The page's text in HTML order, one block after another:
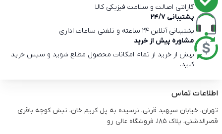
گارانتی اصالت و سلامت فیزیکی کالا
پشتیبانی 24/7
پشتیبانی آنلاین 24 ساعته و تلفنی ساعات اداری
مشاوره پیش از خرید
پیش از خرید از تمام امکانات محصول مطلع شوید و سپس خرید
کنید.
اطلاعات تماس
تهران، خیابان سپهبد قرنی، نرسیده به پل کریم خان، نبش کوچه باقری
قصرالدشتی،‌ پلاک 185، فروشگاه عالی رو